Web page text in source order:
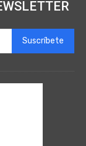
Suscríbete